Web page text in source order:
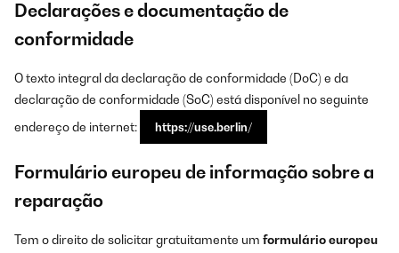
Declarações e documentação de
conformidade
O texto integral da declaração de conformidade (DoC) e da
declaração de conformidade (SoC) está disponível no seguinte
endereço de internet:
https://use.berlin/
Formulário europeu de informação sobre a
reparação
Tem o direito de solicitar gratuitamente um formulário europeu